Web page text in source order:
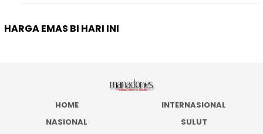
HARGA EMAS BI HARI INI
HOME
INTERNASIONAL
NASIONAL
SULUT